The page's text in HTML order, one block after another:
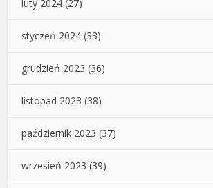
luty 2024 (27)
styczeń 2024 (33)
grudzień 2023 (36)
listopad 2023 (38)
październik 2023 (37)
wrzesień 2023 (39)